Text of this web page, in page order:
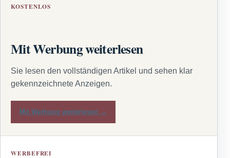
KOSTENLOS
Mit Werbung weiterlesen
Sie lesen den vollständigen Artikel und sehen klar
gekennzeichnete Anzeigen.
Mit Werbung weiterlesen →
WERBEFREI